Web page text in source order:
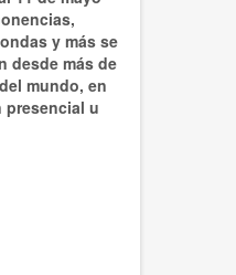
y más se
desde más de
mundo, en
presencial u